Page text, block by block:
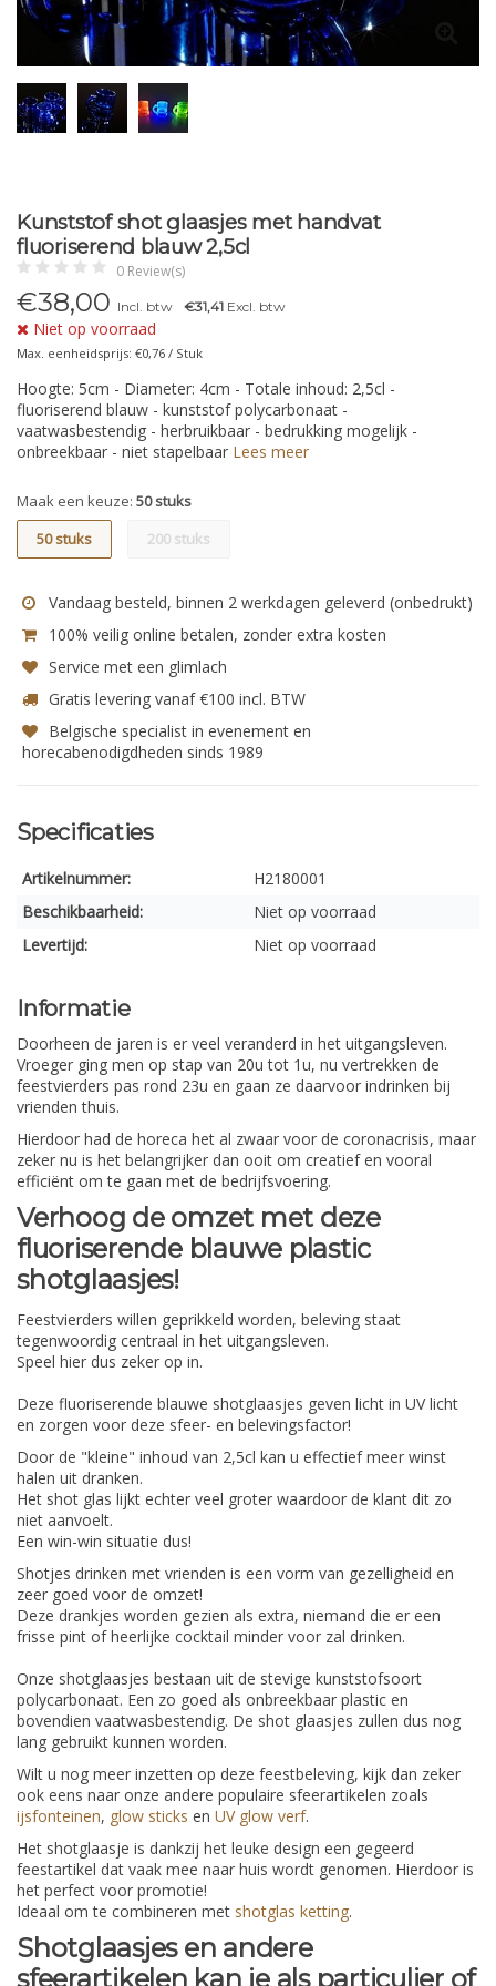
Kunststof shot glaasjes met handvat
fluoriserend blauw 2,5cl
0 Review(s)
€38,00 Incl. btw €31,41 Excl. btw
Niet op voorraad
Max. eenheidsprijs: €0,76 / Stuk
Hoogte: 5cm - Diameter: 4cm - Totale inhoud: 2,5cl -
fluoriserend blauw - kunststof polycarbonaat -
vaatwasbestendig - herbruikbaar - bedrukking mogelijk -
onbreekbaar - niet stapelbaar Lees meer
Maak een keuze: 50 stuks
50 stuks
200 stuks
Vandaag besteld, binnen 2 werkdagen geleverd (onbedrukt)
100% veilig online betalen, zonder extra kosten
Service met een glimlach
Gratis levering vanaf €100 incl. BTW
Belgische specialist in evenement en
horecabenodigdheden sinds 1989
Specificaties
Artikelnummer:
H2180001
Beschikbaarheid:
Niet op voorraad
Levertijd:
Niet op voorraad
Informatie
Doorheen de jaren is er veel veranderd in het uitgangsleven.
Vroeger ging men op stap van 20u tot 1u, nu vertrekken de
feestvierders pas rond 23u en gaan ze daarvoor indrinken bij
vrienden thuis.
Hierdoor had de horeca het al zwaar voor de coronacrisis, maar
zeker nu is het belangrijker dan ooit om creatief en vooral
efficiënt om te gaan met de bedrijfsvoering.
Verhoog de omzet met deze
fluoriserende blauwe plastic
shotglaasjes!
Feestvierders willen geprikkeld worden, beleving staat
tegenwoordig centraal in het uitgangsleven.
Speel hier dus zeker op in.
Deze fluoriserende blauwe shotglaasjes geven licht in UV licht
en zorgen voor deze sfeer- en belevingsfactor!
Door de "kleine" inhoud van 2,5cl kan u effectief meer winst
halen uit dranken.
Het shot glas lijkt echter veel groter waardoor de klant dit zo
niet aanvoelt.
Een win-win situatie dus!
Shotjes drinken met vrienden is een vorm van gezelligheid en
zeer goed voor de omzet!
Deze drankjes worden gezien als extra, niemand die er een
frisse pint of heerlijke cocktail minder voor zal drinken.
Onze shotglaasjes bestaan uit de stevige kunststofsoort
polycarbonaat. Een zo goed als onbreekbaar plastic en
bovendien vaatwasbestendig. De shot glaasjes zullen dus nog
lang gebruikt kunnen worden.
Wilt u nog meer inzetten op deze feestbeleving, kijk dan zeker
ook eens naar onze andere populaire sfeerartikelen zoals
ijsfonteinen, glow sticks en UV glow verf.
Het shotglaasje is dankzij het leuke design een gegeerd
feestartikel dat vaak mee naar huis wordt genomen. Hierdoor is
het perfect voor promotie!
Ideaal om te combineren met shotglas ketting.
Shotglaasjes en andere
sfeerartikelen kan je als particulier of